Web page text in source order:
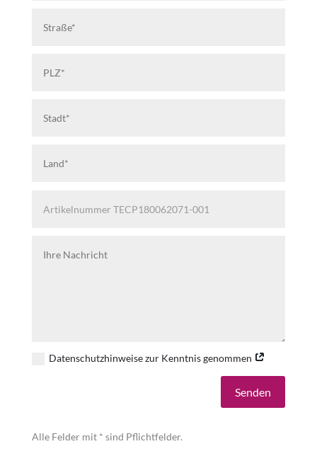
Datenschutzhinweise zur Kenntnis genommen
Senden
Alle Felder mit * sind Pflichtfelder.